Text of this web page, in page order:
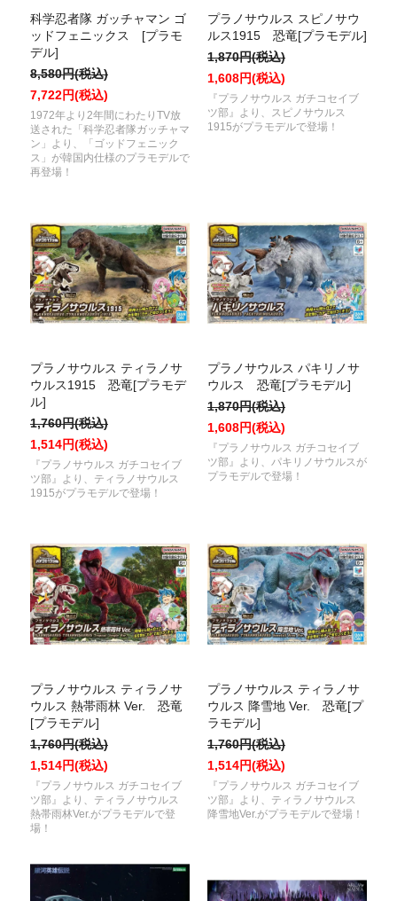
科学忍者隊 ガッチャマン ゴ
ッドフェニックス [プラモ
デル]
8,580円(税込)
7,722円(税込)
1972年より2年間にわたりTV放
送された「科学忍者隊ガッチャマ
ン」より、「ゴッドフェニック
ス」が韓国内仕様のプラモデルで
再登場！
プラノサウルス スピノサウ
ルス1915 恐竜[プラモデル]
1,870円(税込)
1,608円(税込)
『プラノサウルス ガチコセイブ
ツ部』より、スピノサウルス
1915がプラモデルで登場！
プラノサウルス ティラノサ
ウルス1915 恐竜[プラモデ
ル]
1,760円(税込)
1,514円(税込)
『プラノサウルス ガチコセイブ
ツ部』より、ティラノサウルス
1915がプラモデルで登場！
プラノサウルス パキリノサ
ウルス 恐竜[プラモデル]
1,870円(税込)
1,608円(税込)
『プラノサウルス ガチコセイブ
ツ部』より、パキリノサウルスが
プラモデルで登場！
プラノサウルス ティラノサ
ウルス 熱帯雨林 Ver. 恐竜
[プラモデル]
1,760円(税込)
1,514円(税込)
『プラノサウルス ガチコセイブ
ツ部』より、ティラノサウルス
熱帯雨林Ver.がプラモデルで登
場！
プラノサウルス ティラノサ
ウルス 降雪地 Ver. 恐竜[プ
ラモデル]
1,760円(税込)
1,514円(税込)
『プラノサウルス ガチコセイブ
ツ部』より、ティラノサウルス
降雪地Ver.がプラモデルで登場！